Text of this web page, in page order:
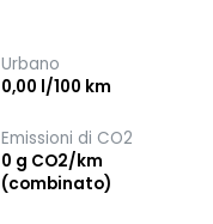
Urbano
0,00 l/100 km
Emissioni di CO2
0 g CO2/km
(combinato)